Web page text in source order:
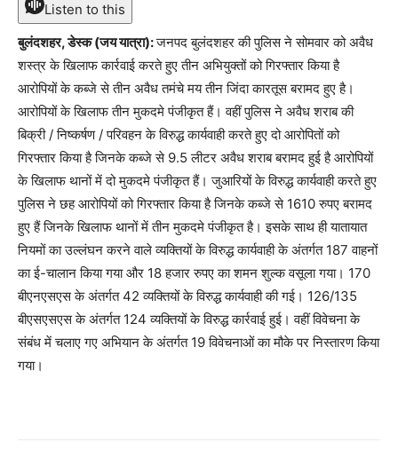
Listen to this
बुलंदशहर, डेस्क (जय यात्रा):जनपद बुलंदशहर की पुलिस ने सोमवार को अवैध
शस्त्र के खिलाफ कार्रवाई करते हुए तीन अभियुक्तों को गिरफ्तार किया है
आरोपियों के कब्जे से तीन अवैध तमंचे मय तीन जिंदा कारतूस बरामद हुए है।
आरोपियों के खिलाफ तीन मुकदमे पंजीकृत हैं। वहीं पुलिस ने अवैध शराब की
बिक्री / निष्कर्षण / परिवहन के विरुद्ध कार्यवाही करते हुए दो आरोपितों को
गिरफ्तार किया है जिनके कब्जे से 9.5 लीटर अवैध शराब बरामद हुई है आरोपियों
के खिलाफ थानों में दो मुकदमे पंजीकृत हैं। जुआरियों के विरुद्ध कार्यवाही करते हुए
पुलिस ने छह आरोपियों को गिरफ्तार किया है जिनके कब्जे से 1610 रुपए बरामद
हुए हैं जिनके खिलाफ थानों में तीन मुकदमे पंजीकृत है। इसके साथ ही यातायात
नियमों का उल्लंघन करने वाले व्यक्तियों के विरुद्ध कार्यवाही के अंतर्गत 187 वाहनों
का ई-चालान किया गया और 18 हजार रुपए का शमन शुल्क वसूला गया। 170
बीएनएसएस के अंतर्गत 42 व्यक्तियों के विरुद्ध कार्यवाही की गई। 126/135
बीएसएसएस के अंतर्गत 124 व्यक्तियों के विरुद्ध कार्रवाई हुई। वहीं विवेचना के
संबंध में चलाए गए अभियान के अंतर्गत 19 विवेचनाओं का मौके पर निस्तारण किया
गया।